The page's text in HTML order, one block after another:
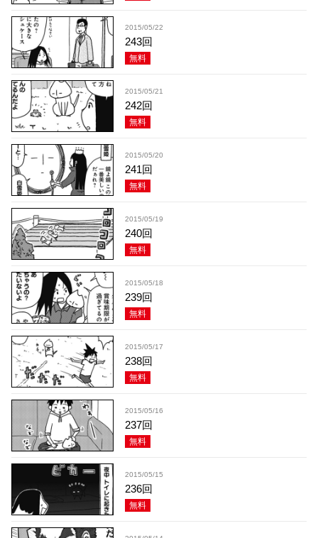
2015/05/22
243回
無料
2015/05/21
242回
無料
2015/05/20
241回
無料
2015/05/19
240回
無料
2015/05/18
239回
無料
2015/05/17
238回
無料
2015/05/16
237回
無料
2015/05/15
236回
無料